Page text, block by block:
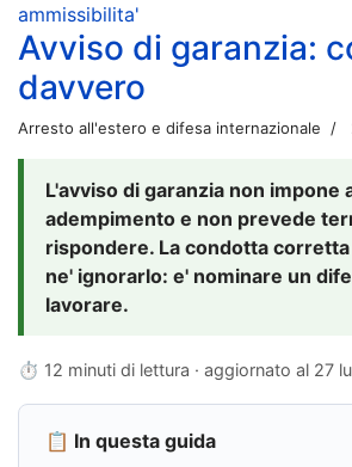
ammissibilita'
Avviso di garanzia:
davvero
Arresto all'estero e difesa internazionale
L'avviso di garanzia non impone
adempimento e non prevede
rispondere. La condotta
ne' ignorarlo: e' nominare un
lavorare.
⏱ 12 minuti di lettura · aggiornato al 27
📋 In questa guida